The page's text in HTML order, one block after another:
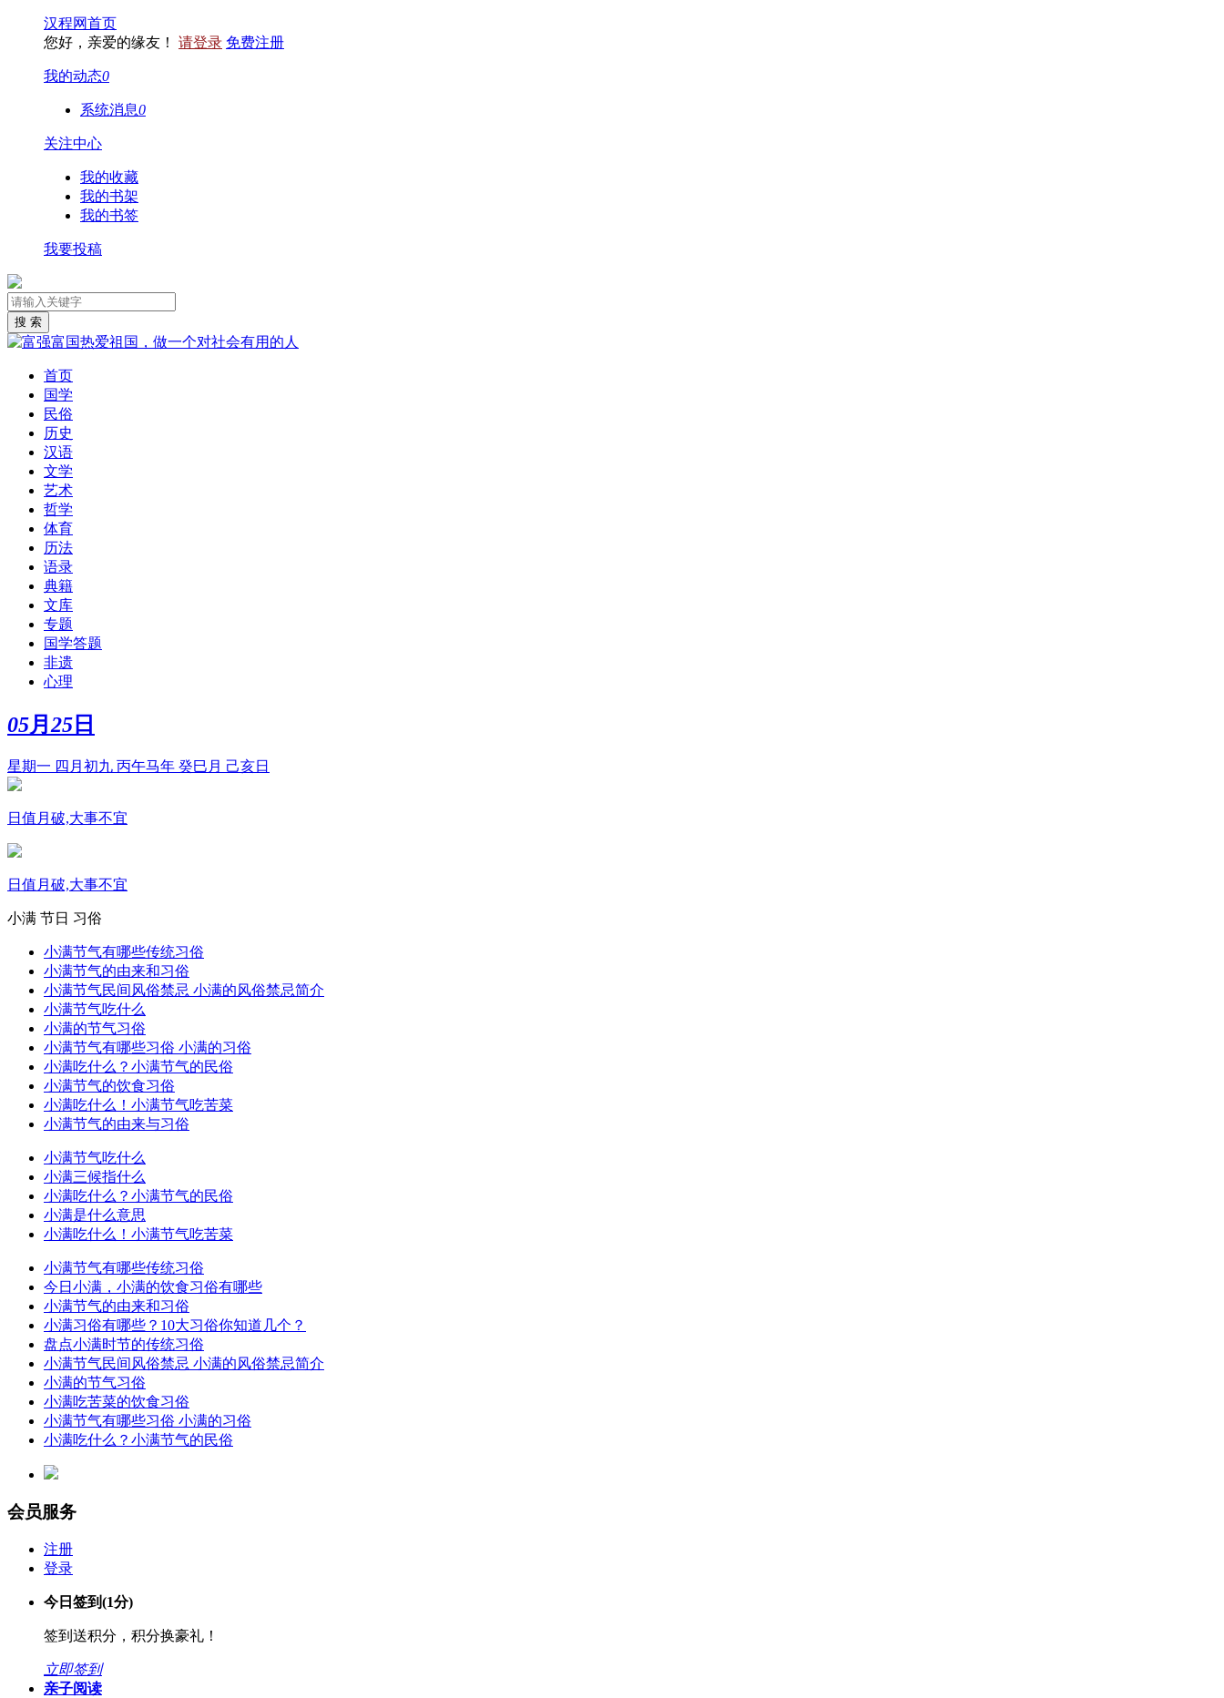
汉程网首页
您好，亲爱的缘友！ 请登录 免费注册
我的动态0
系统消息0
关注中心
我的收藏
我的书架
我的书签
我要投稿
首页
国学
民俗
历史
汉语
文学
艺术
哲学
体育
历法
语录
典籍
文库
专题
国学答题
非遗
心理
05月 25 日
星期一 四月初九 丙午马年 癸巳月 己亥日
日值月破,大事不宜
日值月破,大事不宜
小满 节日 习俗
小满节气有哪些传统习俗
小满节气的由来和习俗
小满节气民间风俗禁忌 小满的风俗禁忌简介
小满节气吃什么
小满的节气习俗
小满节气有哪些习俗 小满的习俗
小满吃什么？小满节气的民俗
小满节气的饮食习俗
小满吃什么！小满节气吃苦菜
小满节气的由来与习俗
小满节气吃什么
小满三候指什么
小满吃什么？小满节气的民俗
小满是什么意思
小满吃什么！小满节气吃苦菜
小满节气有哪些传统习俗
今日小满，小满的饮食习俗有哪些
小满节气的由来和习俗
小满习俗有哪些？10大习俗你知道几个？
盘点小满时节的传统习俗
小满节气民间风俗禁忌 小满的风俗禁忌简介
小满的节气习俗
小满吃苦菜的饮食习俗
小满节气有哪些习俗 小满的习俗
小满吃什么？小满节气的民俗
会员服务
注册
登录
今日签到(1分)
签到送积分，积分换豪礼！
立即签到
亲子阅读